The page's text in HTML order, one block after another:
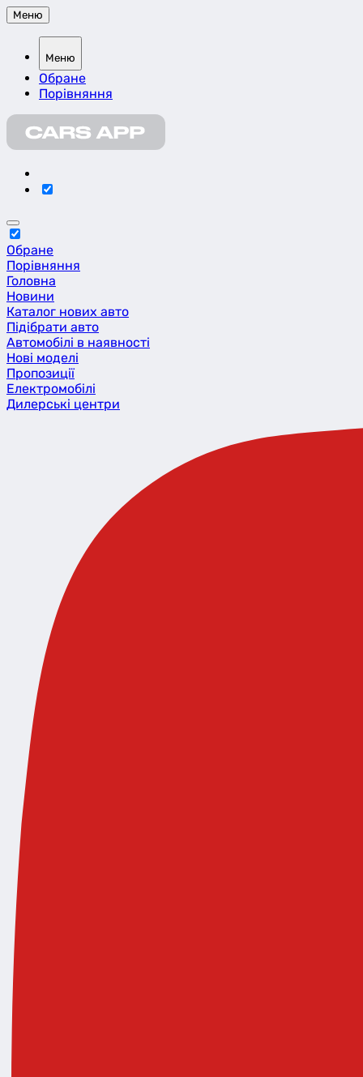
Меню
Меню
Обране
Порівняння
Обране
Порівняння
Головна
Новини
Каталог нових авто
Підібрати авто
Автомобілі в наявності
Нові моделі
Пропозиції
Eлектромобілі
Дилерські центри